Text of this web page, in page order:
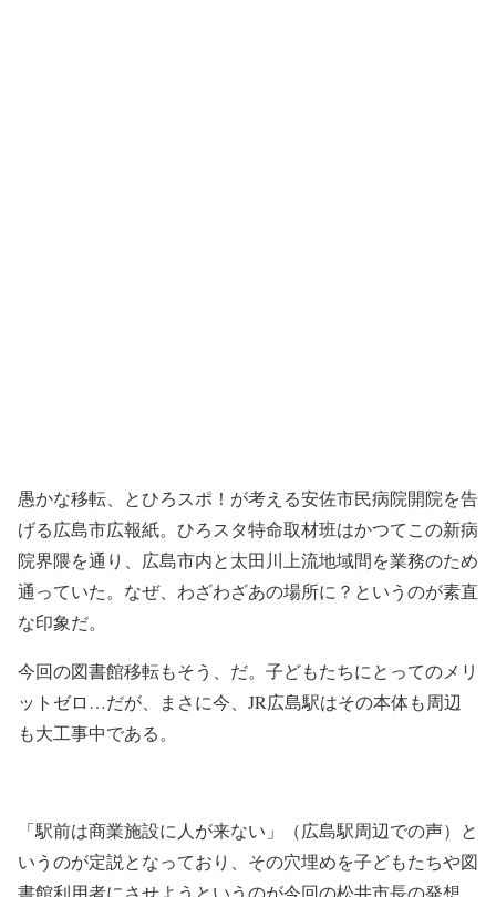
愚かな移転、とひろスポ！が考える安佐市民病院開院を告
げる広島市広報紙。ひろスタ特命取材班はかつてこの新病
院界隈を通り、広島市内と太田川上流地域間を業務のため
通っていた。なぜ、わざわざあの場所に？というのが素直
な印象だ。
今回の図書館移転もそう、だ。子どもたちにとってのメリ
ットゼロ…だが、まさに今、JR広島駅はその本体も周辺
も大工事中である。
「駅前は商業施設に人が来ない」（広島駅周辺での声）と
いうのが定説となっており、その穴埋めを子どもたちや図